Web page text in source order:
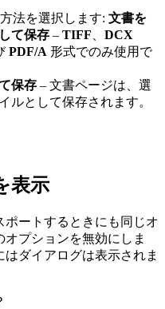
法を選択します: 文書を
て保存 – TIFF
DCX
PDF/A 形式でのみ使用で
保存 – 文書ページは、選
ルとして保存されます。
表示
ートするときにも同じオ
プションを無効にしま
ダイアログは表示されま